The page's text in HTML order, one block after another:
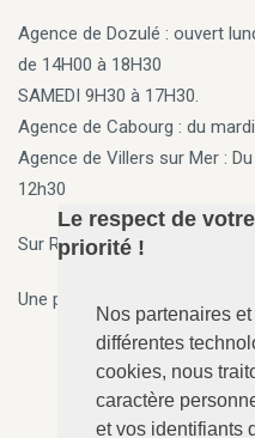
Le respect de
priorité !
Nos partenaires
différentes
cookies, nous
caractère
et vos identifiants
Agence de Dozulé : ouvert
de 14H00 à 18H30
SAMEDI 9H30 à 17H30.
Agence de Cabourg : du
Agence de Villers sur Mer :
12h30
Sur Rendez vous en dehors
Une permanence 7j/7, 24h/24